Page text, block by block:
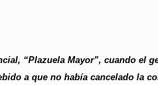
“Plazuela Mayor”, cuando el
a que no había cancelado la